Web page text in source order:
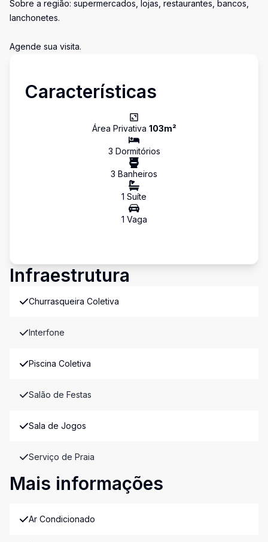
Sobre a região: supermercados, lojas, restaurantes, bancos,
lanchonetes.
Agende sua visita.
Características
Área Privativa 103m²
3 Dormitórios
3 Banheiros
1 Suíte
1 Vaga
Infraestrutura
Churrasqueira Coletiva
Interfone
Piscina Coletiva
Salão de Festas
Sala de Jogos
Serviço de Praia
Mais informações
Ar Condicionado